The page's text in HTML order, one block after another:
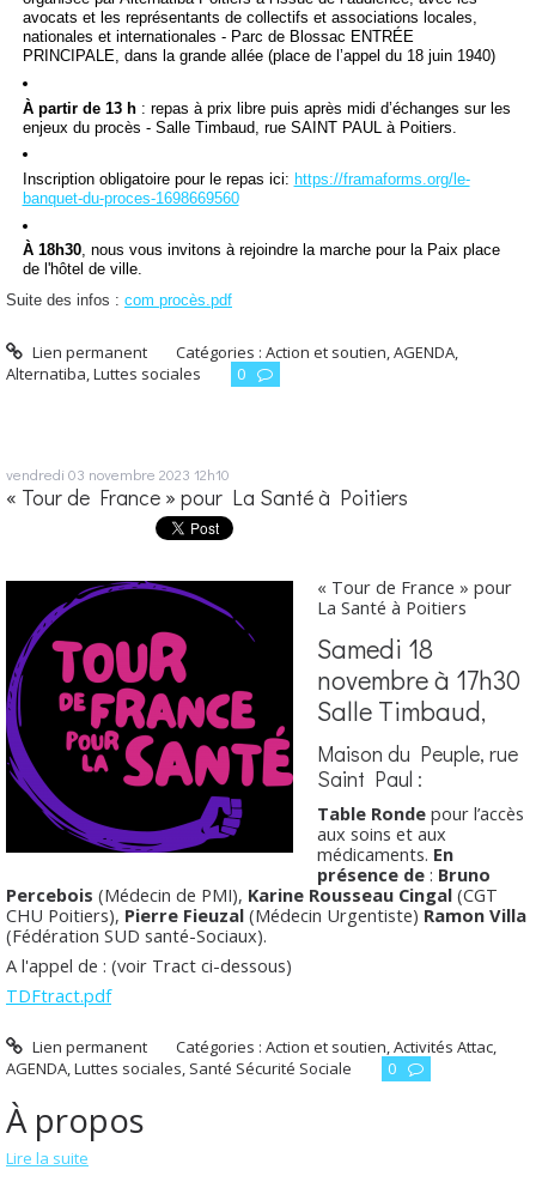
avocats et les représentants de collectifs et associations locales,
nationales et internationales - Parc de Blossac ENTRÉE
PRINCIPALE, dans la grande allée (place de l’appel du 18 juin 1940)
À partir de 13 h: repas à prix libre puis après midi d’échanges sur les
enjeux du procès - Salle Timbaud, rue SAINT PAUL à Poitiers.
Inscription obligatoire pour le repas ici: https://framaforms.org/le-
banquet-du-proces-1698669560
À 18h30, nous vous invitons à rejoindre la marche pour la Paix place
de l'hôtel de ville.
Suite des infos : com procès.pdf
Lien permanent Catégories :Action et soutien,AGENDA,
Alternatiba,Luttes sociales 0
vendredi 03 novembre 2023 12h10
« Tour de France » pour La Santé à Poitiers
« Tour de France » pour
La Santé à Poitiers
Samedi 18
novembre à 17h30
Salle Timbaud,
Maison du Peuple, rue
Saint Paul :
Table Ronde pour l’accès
aux soins et aux
médicaments. En
présence de : Bruno
Percebois (Médecin de PMI), Karine Rousseau Cingal (CGT
CHU Poitiers), Pierre Fieuzal (Médecin Urgentiste) Ramon Villa
(Fédération SUD santé-Sociaux).
A l'appel de : (voir Tract ci-dessous)
TDFtract.pdf
Lien permanent Catégories :Action et soutien,Activités Attac,
AGENDA,Luttes sociales, Santé Sécurité Sociale 0
À propos
Lire la suite